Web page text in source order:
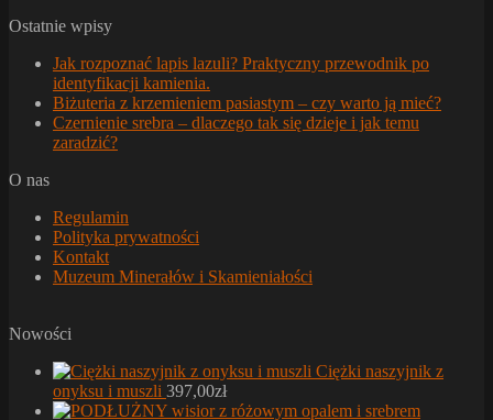
Ostatnie wpisy
Jak rozpoznać lapis lazuli? Praktyczny przewodnik po
identyfikacji kamienia.
Biżuteria z krzemieniem pasiastym – czy warto ją mieć?
Czernienie srebra – dlaczego tak się dzieje i jak temu
zaradzić?
O nas
Regulamin
Polityka prywatności
Kontakt
Muzeum Minerałów i Skamieniałości
Nowości
Ciężki naszyjnik z
onyksu i muszli 397,00zł